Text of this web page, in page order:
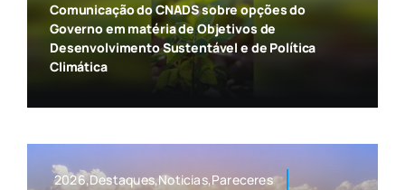
Comunicação do CNADS sobre opções do
Governo em matéria de Objetivos de
Desenvolvimento Sustentável e de Política
Climática
2026,Destaques,Noticias,Pareceres